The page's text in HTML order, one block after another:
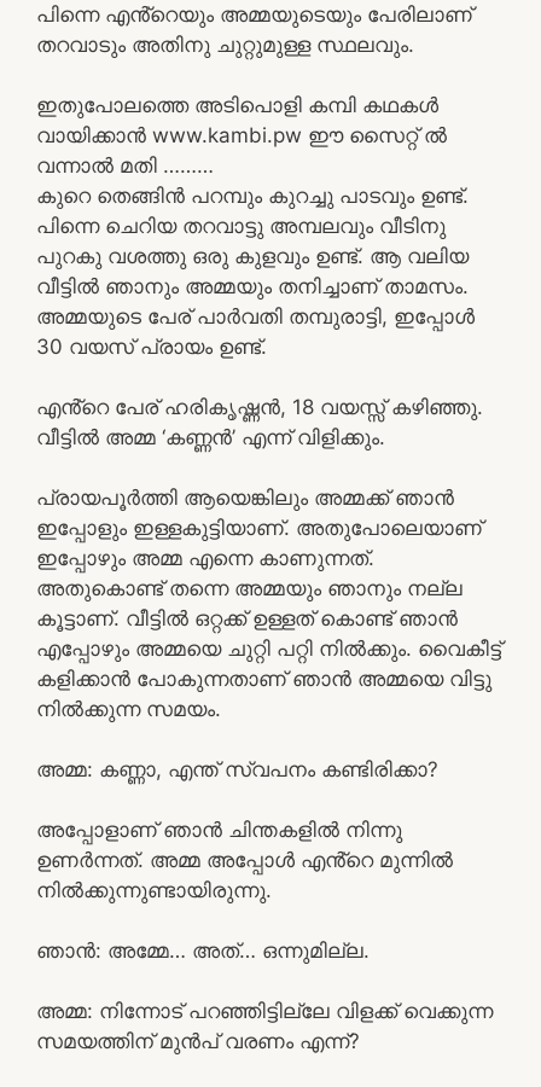
പിന്നെ എൻ്റെയും അമ്മയുടെയും പേരിലാണ്
തറവാടും അതിനു ചുറ്റുമുള്ള സ്ഥലവും.
ഇതുപോലത്തെ അടിപൊളി കമ്പി കഥകൾ
വായിക്കാൻ www.kambi.pw ഈ സൈറ്റ് ൽ
വന്നാൽ മതി ………
കുറെ തെങ്ങിൻ പറമ്പും കുറച്ചു പാടവും ഉണ്ട്.
പിന്നെ ചെറിയ തറവാട്ടു അമ്പലവും വീടിനു
പുറകു വശത്തു ഒരു കുളവും ഉണ്ട്. ആ വലിയ
വീട്ടിൽ ഞാനും അമ്മയും തനിച്ചാണ് താമസം.
അമ്മയുടെ പേര് പാർവതി തമ്പുരാട്ടി, ഇപ്പോൾ
30 വയസ് പ്രായം ഉണ്ട്.
എൻ്റെ പേര് ഹരികൃഷ്ണൻ, 18 വയസ്സ് കഴിഞ്ഞു.
വീട്ടിൽ അമ്മ ‘കണ്ണൻ’ എന്ന് വിളിക്കും.
പ്രായപൂർത്തി ആയെങ്കിലും അമ്മക്ക് ഞാൻ
ഇപ്പോളും ഇള്ളകുട്ടിയാണ്. അതുപോലെയാണ്
ഇപ്പോഴും അമ്മ എന്നെ കാണുന്നത്.
അതുകൊണ്ട് തന്നെ അമ്മയും ഞാനും നല്ല
കൂട്ടാണ്. വീട്ടിൽ ഒറ്റക്ക് ഉള്ളത് കൊണ്ട് ഞാൻ
എപ്പോഴും അമ്മയെ ചുറ്റി പറ്റി നിൽക്കും. വൈകീട്ട്
കളിക്കാൻ പോകുന്നതാണ് ഞാൻ അമ്മയെ വിട്ടു
നിൽക്കുന്ന സമയം.
അമ്മ: കണ്ണാ, എന്ത് സ്വപനം കണ്ടിരിക്കാ?
അപ്പോളാണ് ഞാൻ ചിന്തകളിൽ നിന്നു
ഉണർന്നത്. അമ്മ അപ്പോൾ എൻ്റെ മുന്നിൽ
നിൽക്കുന്നുണ്ടായിരുന്നു.
ഞാൻ: അമ്മേ… അത്… ഒന്നുമില്ല.
അമ്മ: നിന്നോട് പറഞ്ഞിട്ടില്ലേ വിളക്ക് വെക്കുന്ന
സമയത്തിന് മുൻപ് വരണം എന്ന്?